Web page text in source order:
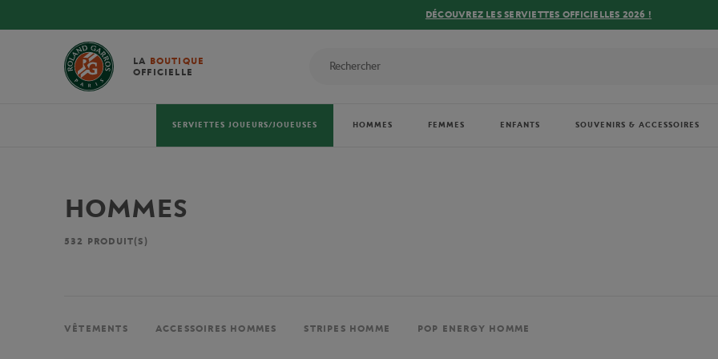
DÉCOUVREZ LES SERVIETTES OFFICIELLES 2026 !
LA BOUTIQUE
OFFICIELLE
SERVIETTES JOUEURS/JOUEUSES HOMMES FEMMES ENFANTS SOUVENIRS & ACCESSOIRES
HOMMES
532 PRODUIT(S)
VÊTEMENTS ACCESSOIRES HOMMES STRIPES HOMME POP ENERGY HOMME